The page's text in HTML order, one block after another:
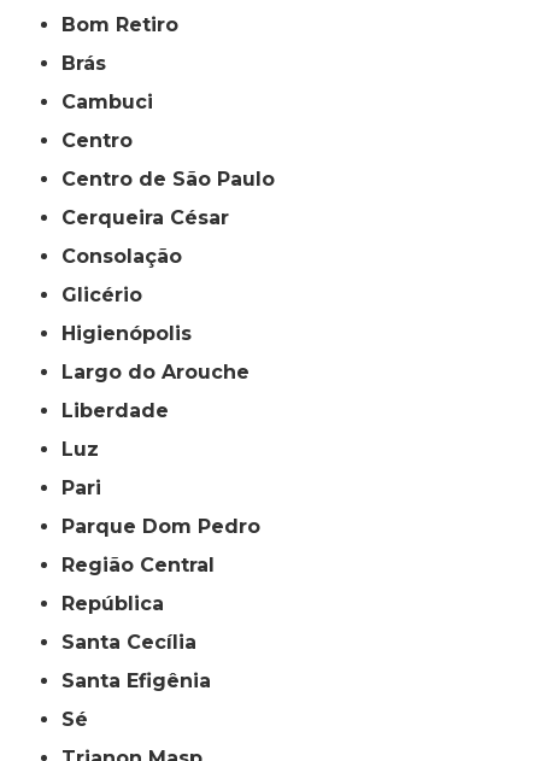
Bom Retiro
Brás
Cambuci
Centro
Centro de São Paulo
Cerqueira César
Consolação
Glicério
Higienópolis
Largo do Arouche
Liberdade
Luz
Pari
Parque Dom Pedro
Região Central
República
Santa Cecília
Santa Efigênia
Sé